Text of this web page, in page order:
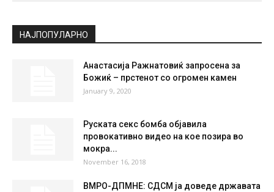
НАЈПОПУЛАРНО
Анастасија Ражнатовиќ запросена за
Божиќ – прстенот со огромен камен
January 9, 2020
Руската секс бомба објавила
провокативно видео на кое позира во
мокра...
November 16, 2018
ВМРО-ДПМНЕ: СДСМ ја доведе државата